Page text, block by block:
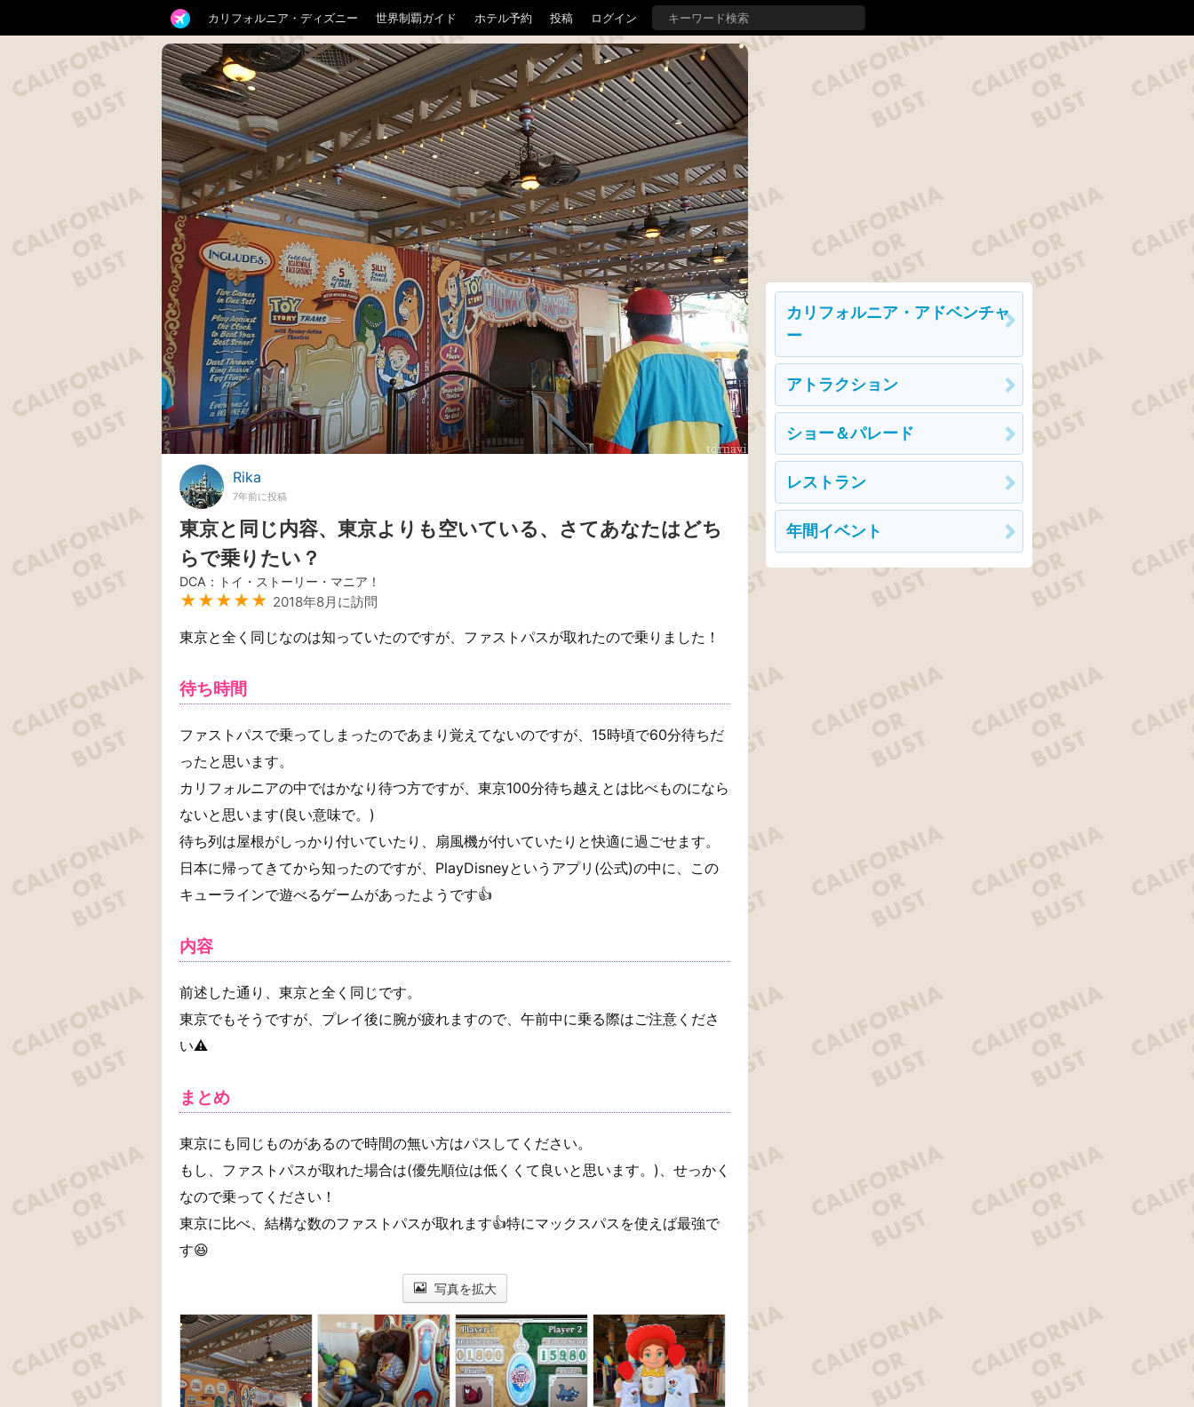
カリフォルニア・ディズニー 世界制覇ガイド ホテル予約 投稿 ログイン
Rika
7年前に投稿
東京と同じ内容、東京よりも空いている、さてあなたはどち
らで乗りたい？
DCA：トイ・ストーリー・マニア！
★★★★★ 2018年8月に訪問
東京と全く同じなのは知っていたのですが、ファストパスが取れたので乗りました！
待ち時間
ファストパスで乗ってしまったのであまり覚えてないのですが、15時頃で60分待ちだ
ったと思います。
カリフォルニアの中ではかなり待つ方ですが、東京100分待ち越えとは比べものになら
ないと思います(良い意味で。)
待ち列は屋根がしっかり付いていたり、扇風機が付いていたりと快適に過ごせます。
日本に帰ってきてから知ったのですが、PlayDisneyというアプリ(公式)の中に、この
キューラインで遊べるゲームがあったようです👍
内容
前述した通り、東京と全く同じです。
東京でもそうですが、プレイ後に腕が疲れますので、午前中に乗る際はご注意くださ
い⚠
まとめ
東京にも同じものがあるので時間の無い方はパスしてください。
もし、ファストパスが取れた場合は(優先順位は低くくて良いと思います。)、せっかく
なので乗ってください！
東京に比べ、結構な数のファストパスが取れます👍特にマックスパスを使えば最強で
す😆
写真を拡大
カリフォルニア・アドベンチャ
ー
アトラクション
ショー＆パレード
レストラン
年間イベント